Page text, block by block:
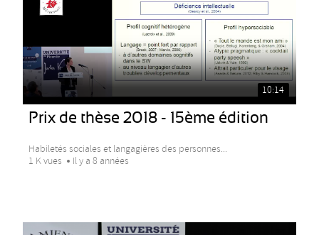
10:14
Prix de thèse 2018 - 15ème édition
Habiletés sociales et langagières des personnes...
1 K vues
Il y a 8 années